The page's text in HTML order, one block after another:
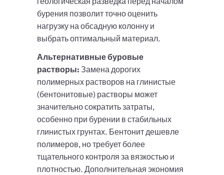
бурения позволит точно оценить
нагрузку на обсадную колонну и
выбрать оптимальный материал.
Альтернативные буровые
растворы: Замена дорогих
полимерных растворов на глинистые
(бентонитовые) растворы может
значительно сократить затраты,
особенно при бурении в стабильных
глинистых грунтах. Бентонит дешевле
полимеров, но требует более
тщательного контроля за вязкостью и
плотностью. Дополнительная экономия